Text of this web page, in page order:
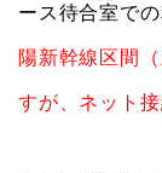
ース待合室で
陽新幹線区間
すが、ネット